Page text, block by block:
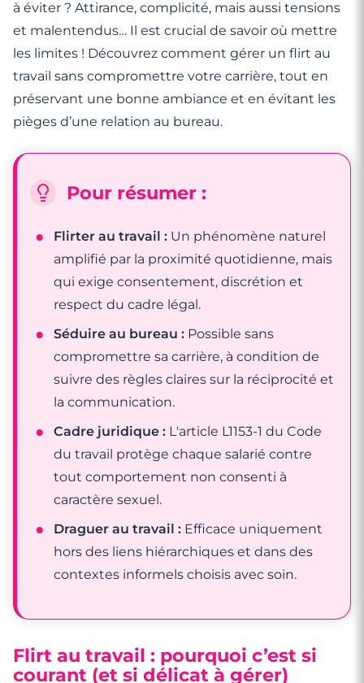
à éviter ? Attirance, complicité, mais aussi tensions
et malentendus… Il est crucial de savoir où mettre
les limites ! Découvrez comment gérer un flirt au
travail sans compromettre votre carrière, tout en
préservant une bonne ambiance et en évitant les
pièges d’une relation au bureau.
Pour résumer :
Flirter au travail :Un phénomène naturel
amplifié par la proximité quotidienne, mais
qui exige consentement, discrétion et
respect du cadre légal.
Séduire au bureau :Possible sans
compromettre sa carrière, à condition de
suivre des règles claires sur la réciprocité et
la communication.
Cadre juridique :L'article L1153-1 du Code
du travail protège chaque salarié contre
tout comportement non consenti à
caractère sexuel.
Draguer au travail :Efficace uniquement
hors des liens hiérarchiques et dans des
contextes informels choisis avec soin.
Flirt au travail : pourquoi c’est si
courant (et si délicat à gérer)